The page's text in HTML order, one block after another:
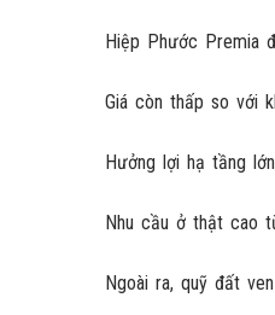
Hiệp Phước Premia
Giá còn thấp so với
Hưởng lợi hạ tầng
Nhu cầu ở thật cao
Ngoài ra, quỹ đất